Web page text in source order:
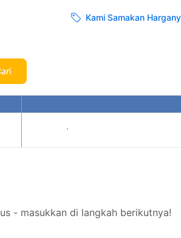
Kami Samakan
Tampilkan harga
- masukkan di langkah berikutnya!